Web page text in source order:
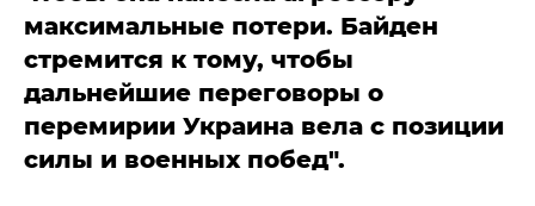
максимальные потери. Байден
стремится к тому, чтобы
дальнейшие переговоры о
перемирии Украина вела с позиции
силы и военных побед".